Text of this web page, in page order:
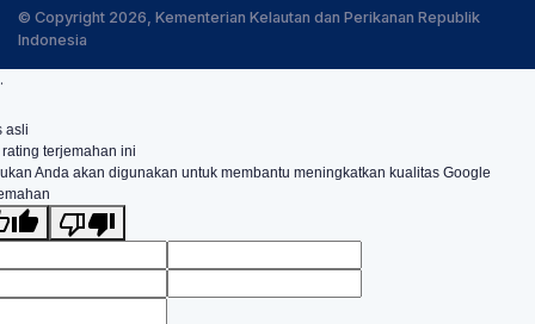
© Copyright 2026, Kementerian Kelautan dan Perikanan Republik
Indonesia
.
asli
terjemahan ini
Anda akan digunakan untuk membantu meningkatkan kualitas Google